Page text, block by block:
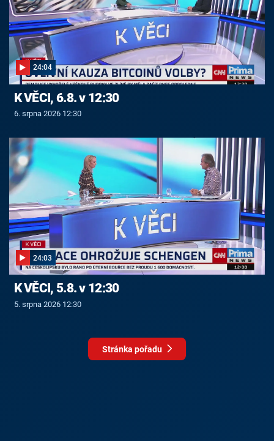
24:04
K VĚCI, 6.8. v 12:30
6. srpna 2026 12:30
24:03
K VĚCI, 5.8. v 12:30
5. srpna 2026 12:30
Stránka pořadu